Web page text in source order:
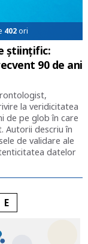
402ori
științific:
90 de ani
la veridicitatea
de pe glob în care
Autorii descriu în
de validare ale
datelor